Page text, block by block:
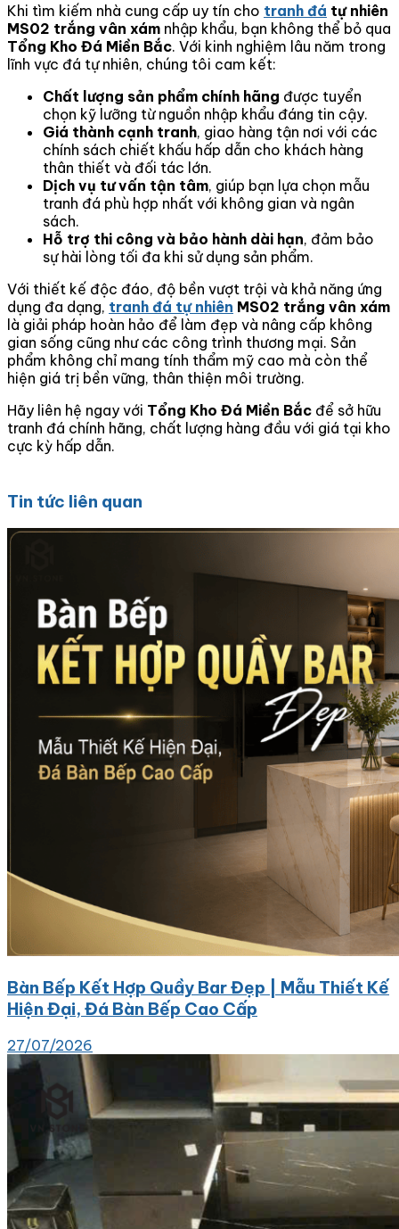
Khi tìm kiếm nhà cung cấp uy tín cho tranh đá tự nhiên
MS02 trắng vân xám nhập khẩu, bạn không thể bỏ qua
Tổng Kho Đá Miền Bắc. Với kinh nghiệm lâu năm trong
lĩnh vực đá tự nhiên, chúng tôi cam kết:
Chất lượng sản phẩm chính hãng được tuyển
chọn kỹ lưỡng từ nguồn nhập khẩu đáng tin cậy.
Giá thành cạnh tranh, giao hàng tận nơi với các
chính sách chiết khấu hấp dẫn cho khách hàng
thân thiết và đối tác lớn.
Dịch vụ tư vấn tận tâm, giúp bạn lựa chọn mẫu
tranh đá phù hợp nhất với không gian và ngân
sách.
Hỗ trợ thi công và bảo hành dài hạn, đảm bảo
sự hài lòng tối đa khi sử dụng sản phẩm.
Với thiết kế độc đáo, độ bền vượt trội và khả năng ứng
dụng đa dạng, tranh đá tự nhiên MS02 trắng vân xám
là giải pháp hoàn hảo để làm đẹp và nâng cấp không
gian sống cũng như các công trình thương mại. Sản
phẩm không chỉ mang tính thẩm mỹ cao mà còn thể
hiện giá trị bền vững, thân thiện môi trường.
Hãy liên hệ ngay với Tổng Kho Đá Miền Bắc để sở hữu
tranh đá chính hãng, chất lượng hàng đầu với giá tại kho
cực kỳ hấp dẫn.
Tin tức liên quan
Bàn Bếp Kết Hợp Quầy Bar Đẹp | Mẫu Thiết Kế
Hiện Đại, Đá Bàn Bếp Cao Cấp
27/07/2026